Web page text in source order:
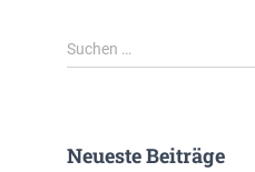
S
u
n
Suchen …
Neueste Beiträge